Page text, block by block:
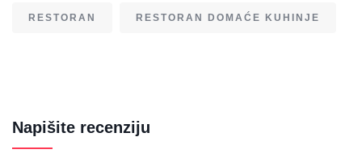
RESTORAN RESTORAN DOMAĆE KUHINJE
Napišite recenziju